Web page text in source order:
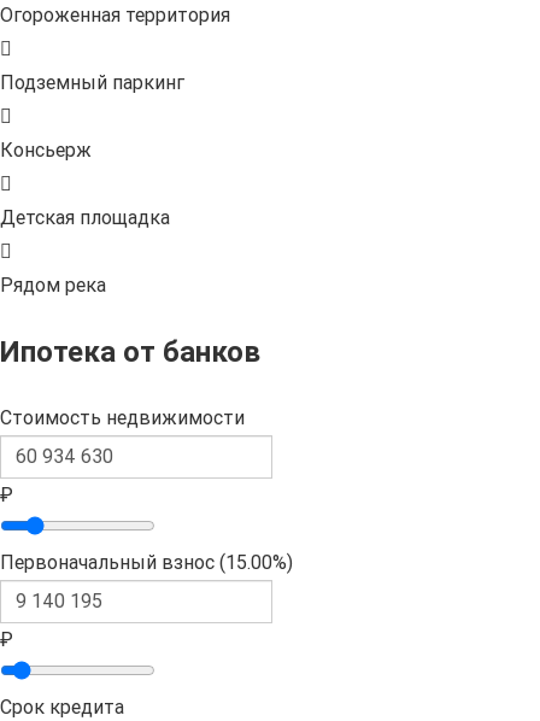
Огороженная территория
Подземный паркинг
Консьерж
Детская площадка
Рядом река
Ипотека от банков
Стоимость недвижимости
₽
Первоначальный взнос (15.00%)
₽
Срок кредита